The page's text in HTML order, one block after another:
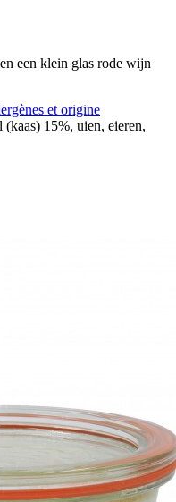
een klein glas rode wijn
et origine
15%, uien, eieren,